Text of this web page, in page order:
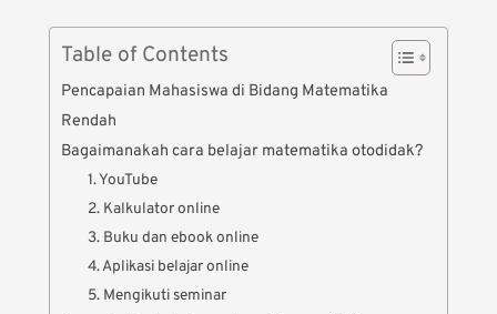
Table of Contents
Pencapaian Mahasiswa di Bidang Matematika
Rendah
Bagaimanakah cara belajar matematika otodidak?
1. YouTube
2. Kalkulator online
3. Buku dan ebook online
4. Aplikasi belajar online
5. Mengikuti seminar